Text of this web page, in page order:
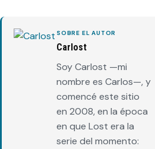
SOBRE EL AUTOR
Carlost
Soy Carlost —mi
nombre es Carlos—, y
comencé este sitio
en 2008, en la época
en que Lost era la
serie del momento: